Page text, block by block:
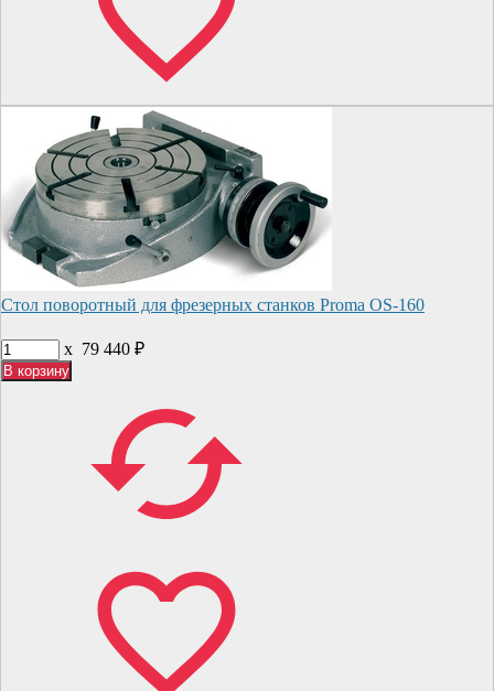
Стол поворотный для фрезерных станков Proma OS-160
x 79 440 ₽